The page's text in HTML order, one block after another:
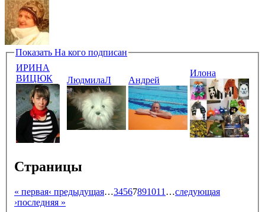
Показать На кого подписан
ИРИНА
ВИЦЮК
ЛюдмилаЛ Андрей
Илона
Страницы
« первая‹ предыдущая…34567891011 …следующая
›последняя »